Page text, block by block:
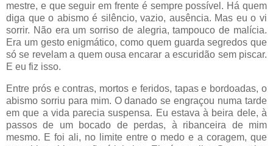
mestre, e que seguir em frente é sempre possível. Há quem
diga que o abismo é silêncio, vazio, ausência. Mas eu o vi
sorrir. Não era um sorriso de alegria, tampouco de malícia.
Era um gesto enigmático, como quem guarda segredos que
só se revelam a quem ousa encarar a escuridão sem piscar.
E eu fiz isso.
Entre prós e contras, mortos e feridos, tapas e bordoadas, o
abismo sorriu para mim. O danado se engraçou numa tarde
em que a vida parecia suspensa. Eu estava à beira dele, à
passos de um bocado de perdas, à ribanceira de mim
mesmo. E foi ali, no limite entre o medo e a coragem, que